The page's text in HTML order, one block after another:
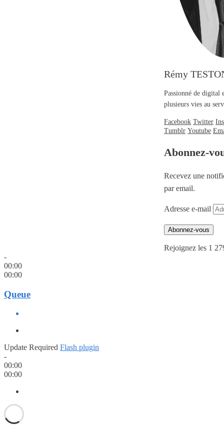
Rémy
Passionné de digital
plusieurs vies au
Facebook Twitter
Tumblr Youtube
Abonnez-
Recevez une
par email.
Adresse e-mail
Abonnez-vous
Rejoignez les 1
-
00:00
00:00
Queue
Update Required Flash plugin
-
00:00
00:00